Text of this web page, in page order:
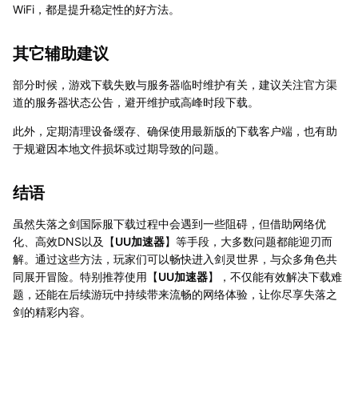
WiFi，都是提升稳定性的好方法。
其它辅助建议
部分时候，游戏下载失败与服务器临时维护有关，建议关注官方渠
道的服务器状态公告，避开维护或高峰时段下载。
此外，定期清理设备缓存、确保使用最新版的下载客户端，也有助
于规避因本地文件损坏或过期导致的问题。
结语
虽然失落之剑国际服下载过程中会遇到一些阻碍，但借助网络优
化、高效DNS以及【UU加速器】等手段，大多数问题都能迎刃而
解。通过这些方法，玩家们可以畅快进入剑灵世界，与众多角色共
同展开冒险。特别推荐使用【UU加速器】，不仅能有效解决下载难
题，还能在后续游玩中持续带来流畅的网络体验，让你尽享失落之
剑的精彩内容。